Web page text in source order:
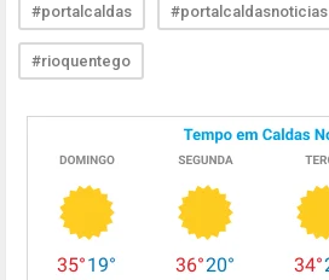
#portalcaldas #portalcaldasnoticias
#rioquentego